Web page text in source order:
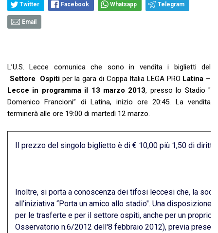
Twitter Facebook Whatsapp Telegram
Email
L’U.S. Lecce comunica che sono in vendita i biglietti del
Settore Ospiti per la gara di Coppa Italia LEGA PRO Latina –
Lecce in programma il 13 marzo 2013, presso lo Stadio "
Domenico Francioni” di Latina, inizio ore 20:45. La vendita
terminerà alle ore 19:00 di martedì 12 marzo.
Il prezzo del singolo biglietto è di € 10,00 più 1,50 di diritti
Inoltre, si porta a conoscenza dei tifosi leccesi che, la
all’iniziativa “Porta un amico allo stadio". Una
per le trasferte e per il settore ospiti, anche per un proprio
Osservatorio n.6/2012 dell'8 febbraio 2012), previa